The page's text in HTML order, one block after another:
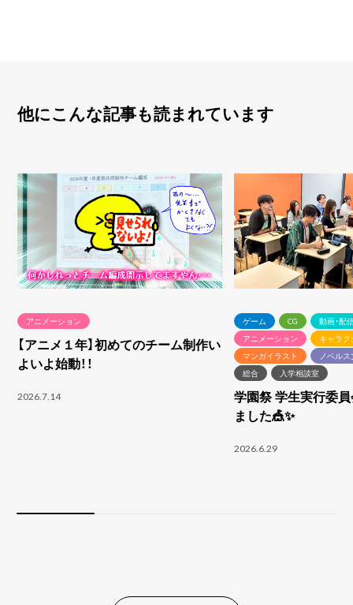
他にこんな記事も読まれています
アニメーション
【アニメ１年】初めてのチーム制作い
よいよ始動！！
2026.7.14
ゲーム CG
動画・配
アニメーション
キャラ
マンガイラスト
ノベル
総合
入学相談室
学園祭 学生実行委
ました🎪✨
2026.6.29